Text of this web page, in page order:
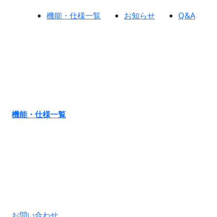
機能・仕様一覧 お知らせ Q&A
機能・仕様一覧